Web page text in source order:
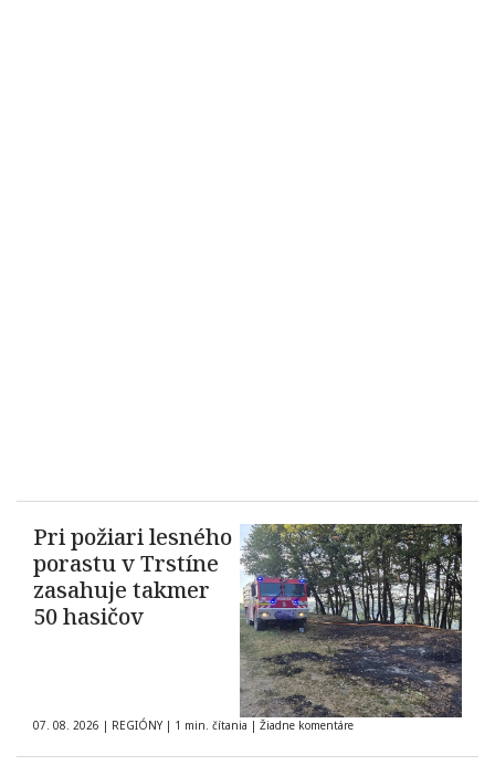
Pri požiari lesného
porastu v Trstíne
zasahuje takmer
50 hasičov
07. 08. 2026 | REGIÓNY | 1 min. čítania | Žiadne komentáre